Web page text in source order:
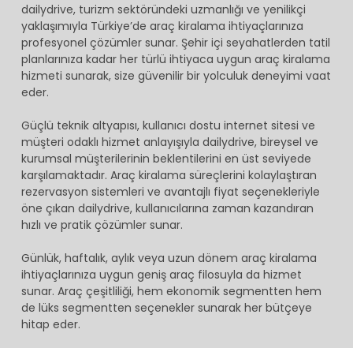
dailydrive, turizm sektöründeki uzmanlığı ve yenilikçi
yaklaşımıyla Türkiye’de araç kiralama ihtiyaçlarınıza
profesyonel çözümler sunar. Şehir içi seyahatlerden tatil
planlarınıza kadar her türlü ihtiyaca uygun araç kiralama
hizmeti sunarak, size güvenilir bir yolculuk deneyimi vaat
eder.
Güçlü teknik altyapısı, kullanıcı dostu internet sitesi ve
müşteri odaklı hizmet anlayışıyla dailydrive, bireysel ve
kurumsal müşterilerinin beklentilerini en üst seviyede
karşılamaktadır. Araç kiralama süreçlerini kolaylaştıran
rezervasyon sistemleri ve avantajlı fiyat seçenekleriyle
öne çıkan dailydrive, kullanıcılarına zaman kazandıran
hızlı ve pratik çözümler sunar.
Günlük, haftalık, aylık veya uzun dönem araç kiralama
ihtiyaçlarınıza uygun geniş araç filosuyla da hizmet
sunar. Araç çeşitliliği, hem ekonomik segmentten hem
de lüks segmentten seçenekler sunarak her bütçeye
hitap eder.